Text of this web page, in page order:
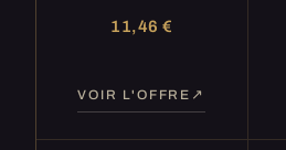
11,46 €
VOIR L'OFFRE